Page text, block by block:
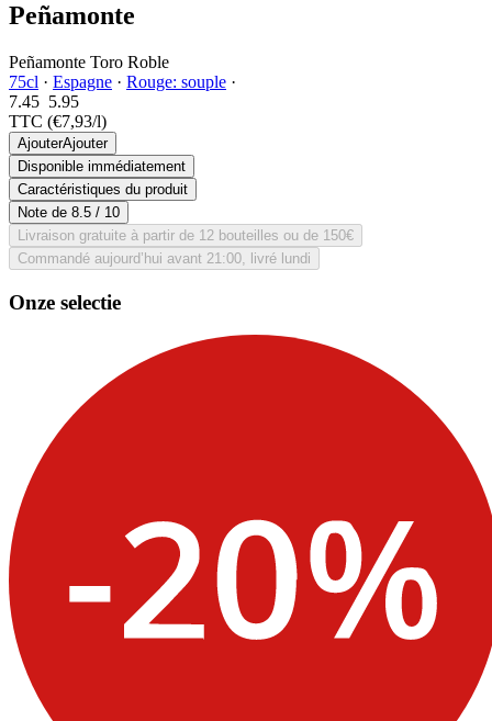
Peñamonte
Peñamonte Toro Roble
75cl · Espagne · Rouge: souple ·
7.45 5.95
TTC (€7,93/l)
AjouterAjouter
Disponible immédiatement
Caractéristiques du produit
Note de 8.5 / 10
Livraison gratuite à partir de 12 bouteilles ou de 150€
Commandé aujourd’hui avant 21:00, livré lundi
Onze selectie